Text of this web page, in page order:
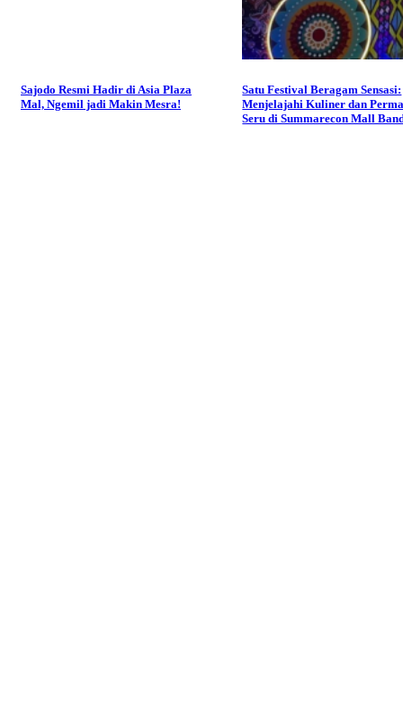
Sajodo Resmi Hadir di Asia Plaza
Mal, Ngemil jadi Makin Mesra!
Satu Festival Beragam Sensasi:
Menjelajahi Kuliner dan
Seru di Summarecon Mall